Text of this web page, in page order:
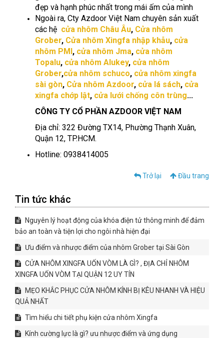
đẹp và hạnh phúc nhất trong mái ấm của mình
Ngoài ra, Cty Azdoor Việt Nam chuyên sản xuất
các hệ cửa nhôm Châu Âu, Cửa nhôm
Grober, Cửa nhôm Xingfa nhập khẫu, cửa
nhôm PMI, cửa nhôm Jma, cửa nhôm
Topalu, cửa nhôm Alukey, cửa nhôm
Grober,cửa nhôm schuco, cửa nhôm xingfa
sài gòn, Cửa nhôm Azdoor, cửa lá sách, cửa
xingfa chớp lật, cửa lưới chống côn trùng...
CÔNG TY CỔ PHẦN AZDOOR VIỆT NAM
Địa chỉ: 322 Đường TX14, Phường Thạnh Xuân,
Quận 12, TP.HCM.
Hotline: 0938414005
Trở lại Đầu trang
Tin tức khác
Nguyên lý hoạt động của khóa điện tử thông minh để đảm
bảo an toàn và tiện lợi cho ngôi nhà hiện đại
Ưu điểm và nhược điểm của nhôm Grober tại Sài Gòn
CỬA NHÔM XINGFA UỐN VÒM LÀ GÌ? , ĐỊA CHỈ NHÔM
XINGFA UỐN VÒM TẠI QUẬN 12 UY TÍN
MẸO KHẮC PHỤC CỬA NHÔM KÍNH BỊ KÊU NHANH VÀ HIỆU
QUẢ NHẤT
Tìm hiểu chi tiết phụ kiện cửa nhôm Xingfa
Kính cường lực là gì? ưu nhược điểm và ứng dụng